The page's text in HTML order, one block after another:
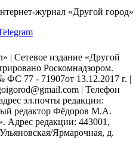
журнал «Другой город»
| Сетевое издание «Другой
Роскомнадзором.
77 - 71907от 13.12.2017 г. |
| Телефон
эл.почты редакции:
редактор Фёдоров М.А.
Адрес редакции: 443001,
Ярмарочная, д.